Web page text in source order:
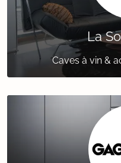
La
Caves à vin &